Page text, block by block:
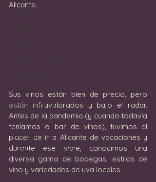
Sumilleres
Bares de Vinos
Enólogos
Festivales
El calentamiento global
Los defectos del vino
Alicante.
Sus vinos están bien de precio, pero
están infravalorados y bajo el radar.
Antes de la pandemia (y cuando todavía
teníamos el bar de vinos), tuvimos el
placer de ir a Alicante de vacaciones y
durante ese viaje, conocimos una
diversa gama de bodegas, estilos de
vino y variedades de uva locales.